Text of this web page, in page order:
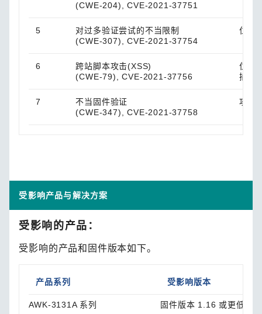
(CWE-204), CVE-2021-37751
5
对过多验证尝试的不当限制
(CWE-307), CVE-2021-37754
位于
6
跨站脚本攻击(XSS)
(CWE-79), CVE-2021-37756
位于
插入
7
不当固件验证
(CWE-347), CVE-2021-37758
攻击
受影响产品与解决方案
受影响的产品：
受影响的产品和固件版本如下。
产品系列 受影响版本
AWK-3131A 系列 固件版本 1.16 或更低版